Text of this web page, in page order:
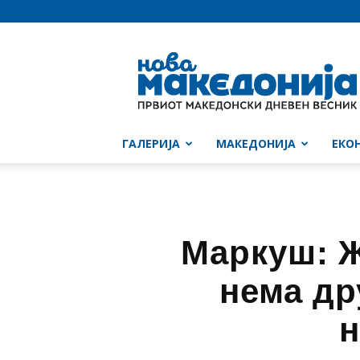
Македонија
ГАЛЕРИЈА МАКЕДОНИЈА
Маркуш:
нема